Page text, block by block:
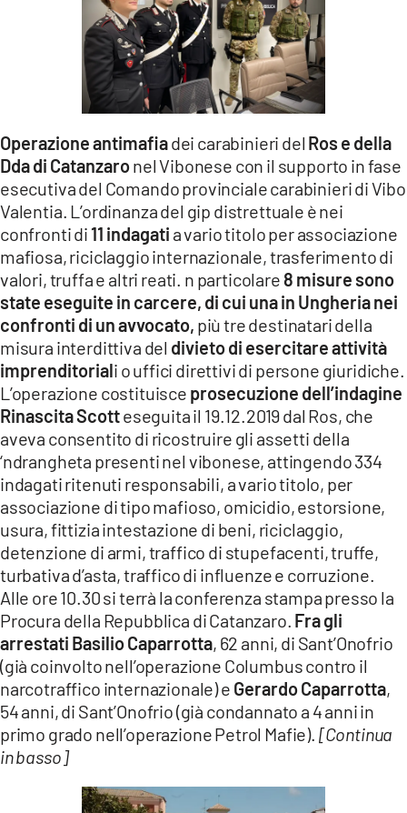
LACONAIR.IT
LACITYMAG.IT
COSENZACHANNEL.IT
ILVIBONESE.IT
CATANZAROCHANNEL.IT
LACAPITALENEWS.IT
App
ANDROID
APPLE
Operazione antimafiadei carabinieri del Ros e della
Dda di Catanzaronel Vibonese con il supporto in fase
esecutiva del Comando provinciale carabinieri di Vibo
Valentia. L’ordinanza del gip distrettuale è nei
confronti di 11 indagati a vario titolo per associazione
mafiosa, riciclaggio internazionale, trasferimento di
valori, truffa e altri reati. n particolare 8 misure sono
state eseguite in carcere, di cui una in Ungheria nei
confronti di un avvocato, più tre destinatari della
misura interdittiva del divieto di esercitare attività
imprenditoriali o uffici direttivi di persone giuridiche.
L’operazione costituisce prosecuzione dell’indagine
Rinascita Scotteseguita il 19.12.2019 dal Ros, che
aveva consentito di ricostruire gli assetti della
‘ndrangheta presenti nel vibonese, attingendo 334
indagati ritenuti responsabili, a vario titolo, per
associazione di tipo mafioso, omicidio, estorsione,
usura, fittizia intestazione di beni, riciclaggio,
detenzione di armi, traffico di stupefacenti, truffe,
turbativa d’asta, traffico di influenze e corruzione.
Alle ore 10.30 si terrà la conferenza stampa presso la
Procura della Repubblica di Catanzaro. Fra gli
arrestati Basilio Caparrotta, 62 anni, di Sant’Onofrio
(già coinvolto nell’operazione Columbus contro il
narcotraffico internazionale) e Gerardo Caparrotta,
54 anni, di Sant’Onofrio (già condannato a 4 anni in
primo grado nell’operazione Petrol Mafie). [Continua
in basso]